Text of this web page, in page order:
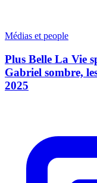
Médias et people
Plus Belle La Vie
Gabriel sombre,
2025